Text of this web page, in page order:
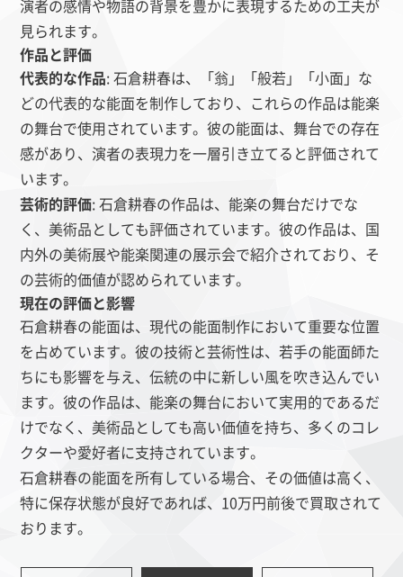
演者の感情や物語の背景を豊かに表現するための工夫が
見られます。
作品と評価
代表的な作品: 石倉耕春は、「翁」「般若」「小面」な
どの代表的な能面を制作しており、これらの作品は能楽
の舞台で使用されています。彼の能面は、舞台での存在
感があり、演者の表現力を一層引き立てると評価されて
います。
芸術的評価: 石倉耕春の作品は、能楽の舞台だけでな
く、美術品としても評価されています。彼の作品は、国
内外の美術展や能楽関連の展示会で紹介されており、そ
の芸術的価値が認められています。
現在の評価と影響
石倉耕春の能面は、現代の能面制作において重要な位置
を占めています。彼の技術と芸術性は、若手の能面師た
ちにも影響を与え、伝統の中に新しい風を吹き込んでい
ます。彼の作品は、能楽の舞台において実用的であるだ
けでなく、美術品としても高い価値を持ち、多くのコレ
クターや愛好者に支持されています。
石倉耕春の能面を所有している場合、その価値は高く、
特に保存状態が良好であれば、10万円前後で買取されて
おります。